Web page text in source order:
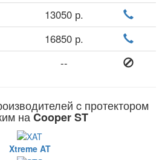
13050 р.
16850 р.
--
c протектором
наCooper ST
Xtreme AT